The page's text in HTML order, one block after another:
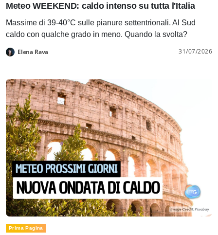
Meteo WEEKEND: caldo intenso su tutta l'Italia
Massime di 39-40°C sulle pianure settentrionali. Al Sud
caldo con qualche grado in meno. Quando la svolta?
Elena Rava 31/07/2026
Prima Pagina